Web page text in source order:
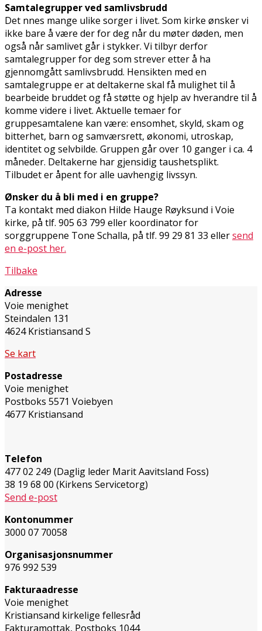
Samtalegrupper ved samlivsbrudd
Det finnes mange ulike sorger i livet. Som kirke ønsker vi
ikke bare å være der for deg når du møter døden, men
også når samlivet går i stykker. Vi tilbyr derfor
samtalegrupper for deg som strever etter å ha
gjennomgått samlivsbrudd. Hensikten med en
samtalegruppe er at deltakerne skal få mulighet til å
bearbeide bruddet og få støtte og hjelp av hverandre til å
komme videre i livet. Aktuelle temaer for
gruppesamtalene kan være: ensomhet, skyld, skam og
bitterhet, barn og samværsrett, økonomi, utroskap,
identitet og selvbilde. Gruppen går over 10 ganger i ca. 4
måneder. Deltakerne har gjensidig taushetsplikt.
Tilbudet er åpent for alle uavhengig livssyn.
Ønsker du å bli med i en gruppe?
Ta kontakt med diakon Hilde Hauge Røyksund i Voie
kirke, på tlf. 905 63 799 eller koordinator for
sorggruppene Tone Schalla, på tlf. 99 29 81 33 ellersend
en e-post her.
Tilbake
Adresse
Voie menighet
Steindalen 131
4624 Kristiansand S
Se kart
Postadresse
Voie menighet
Postboks 5571 Voiebyen
4677 Kristiansand
Telefon
477 02 249 (Daglig leder Marit Aavitsland Foss)
38 19 68 00 (Kirkens Servicetorg)
Send e-post
Kontonummer
3000 07 70058
Organisasjonsnummer
976 992 539
Fakturaadresse
Voie menighet
Kristiansand kirkelige fellesråd
Fakturamottak, Postboks 1044